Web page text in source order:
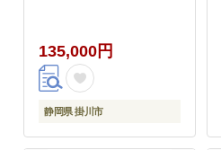
135,000円
静岡県 掛川市